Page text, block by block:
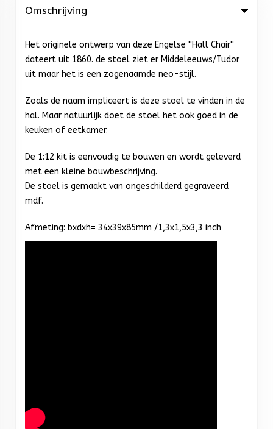
Omschrijving
Het originele ontwerp van deze Engelse ''Hall Chair''
dateert uit 1860. de stoel ziet er Middeleeuws/Tudor
uit maar het is een zogenaamde neo-stijl.
Zoals de naam impliceert is deze stoel te vinden in de
hal. Maar natuurlijk doet de stoel het ook goed in de
keuken of eetkamer.
De 1:12 kit is eenvoudig te bouwen en wordt geleverd
met een kleine bouwbeschrijving.
De stoel is gemaakt van ongeschilderd gegraveerd
mdf.
Afmeting: bxdxh= 34x39x85mm /1,3x1,5x3,3 inch